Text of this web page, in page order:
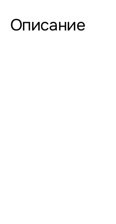
Описание